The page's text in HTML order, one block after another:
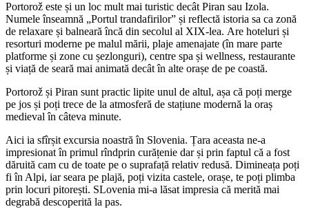
Portorož este și un loc mult mai turistic decât Piran sau Izola.
Numele înseamnă „Portul trandafirilor” și reflectă istoria sa ca zonă
de relaxare și balneară încă din secolul al XIX-lea. Are hoteluri și
resorturi moderne pe malul mării, plaje amenajate (în mare parte
platforme și zone cu șezlonguri), centre spa și wellness, restaurante
și viață de seară mai animată decât în alte orașe de pe coastă.
Portorož și Piran sunt practic lipite unul de altul, așa că poți merge
pe jos și poți trece de la atmosferă de stațiune modernă la oraș
medieval în câteva minute.
Aici ia sfîrșit excursia noastră în Slovenia. Țara aceasta ne-a
impresionat în primul rîndprin curățenie dar și prin faptul că a fost
dăruită cam cu de toate pe o suprafață relativ redusă. Dimineața poți
fi în Alpi, iar seara pe plajă, poți vizita castele, orașe, te poți plimba
prin locuri pitorești. SLovenia mi-a lăsat impresia că merită mai
degrabă descoperită la pas.